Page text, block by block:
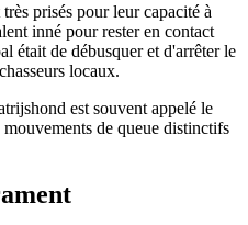
prisés pour leur capacité à
inné pour rester en contact
était de débusquer et d'arrêter le
locaux.
est souvent appelé le
de queue distinctifs